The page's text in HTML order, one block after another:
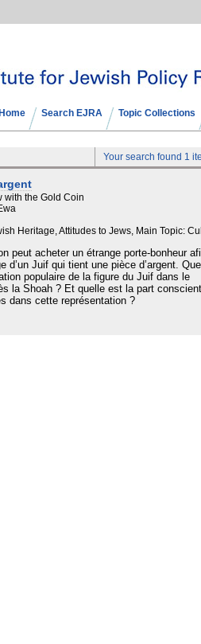
Search EJRA Topic Collections
Your search found 1
with the Gold Coin
Heritage, Attitudes to Jews, Main Topic:
peut acheter un étrange porte-bonheur
d’un Juif qui tient une pièce d’argent. Que
populaire de la figure du Juif dans le
la Shoah ? Et quelle est la part
dans cette représentation ?